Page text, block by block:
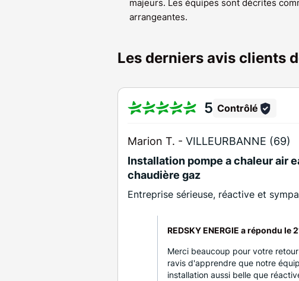
majeurs. Les équipes sont décrites
arrangeantes.
Les derniers avis clients
5 Contrôlé
Marion T. -VILLEURBANNE (69)
Installation pompe a chaleur air
chaudière gaz
Entreprise sérieuse, réactive et
REDSKY ENERGIE a répondu le
Merci beaucoup pour votre
ravis d'apprendre que notre
installation aussi belle que